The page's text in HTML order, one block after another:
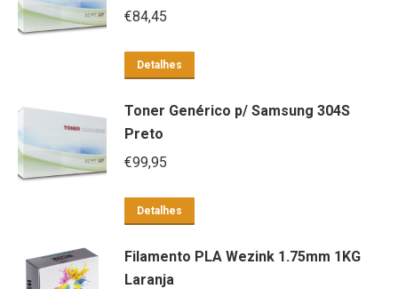
€84,45
Detalhes
Toner Genérico p/ Samsung 304S
Preto
€99,95
Detalhes
Filamento PLA Wezink 1.75mm 1KG
Laranja